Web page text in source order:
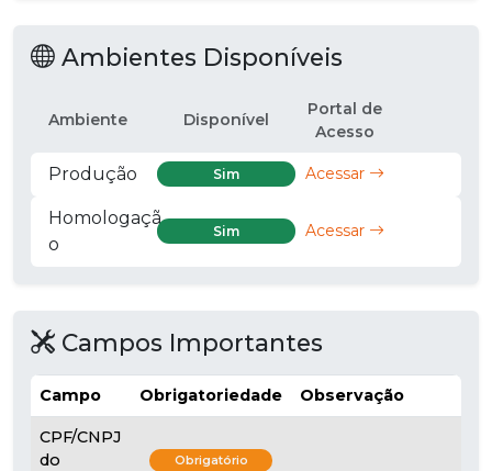
Ambientes Disponíveis
Ambiente Disponível
Portal de
Acesso
Produção Sim Acessar
Homologaçã
o
Sim Acessar
Campos Importantes
Campo Obrigatoriedade Observação
CPF/CNPJ
do
Obrigatório